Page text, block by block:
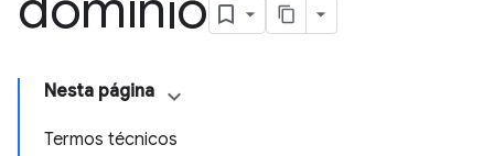
Nesta página
Termos técnicos